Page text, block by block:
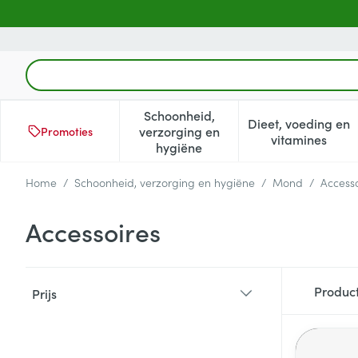
Product, merk, categorie...
Promoties
Schoonheid,
verzorging en
hygiëne
Toon submenu voor
Dieet, voeding en
vitamines
Toon
Home / Schoonheid, verzorging en hygiëne / Mond /
Accessoires
Prijs